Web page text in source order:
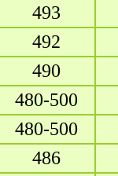
493
492
490
480-500
480-500
486